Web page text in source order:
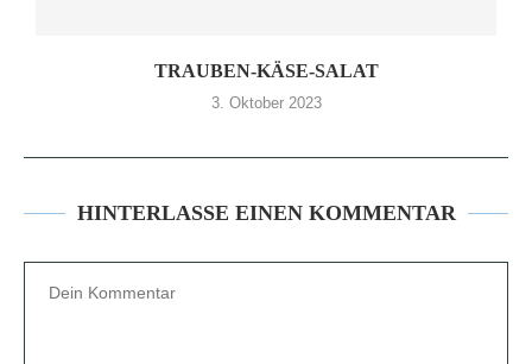
TRAUBEN-KÄSE-SALAT
3. Oktober 2023
HINTERLASSE EINEN KOMMENTAR